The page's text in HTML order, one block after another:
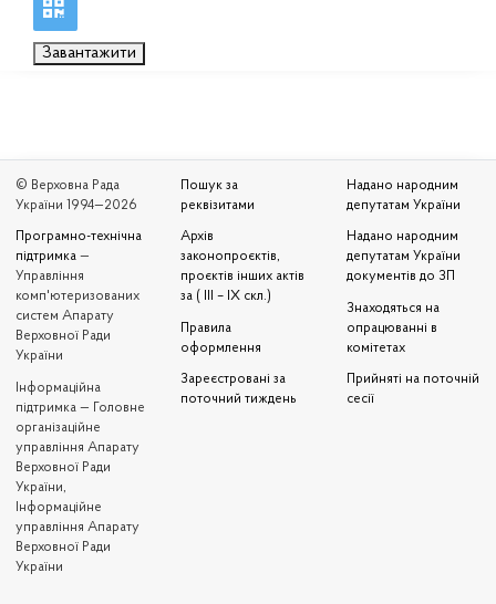
Завантажити
© Верховна Рада
України 1994—2026
Програмно-технічна
підтримка —
Управління
комп'ютеризованих
систем Апарату
Верховної Ради
України
Iнформаційна
підтримка — Головне
організаційне
управління Апарату
Верховної Ради
України,
Інформаційне
управління Апарату
Верховної Ради
України
Пошук за
реквізитами
Архів
законопроєктів,
проєктів інших актів
за ( III – IX скл.)
Правила
оформлення
Зареєстровані за
поточний тиждень
Надано народним
депутатам України
Надано народним
депутатам України
документів до ЗП
Знаходяться на
опрацюванні в
комітетах
Прийняті на поточній
сесії